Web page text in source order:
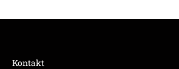
Kontakt